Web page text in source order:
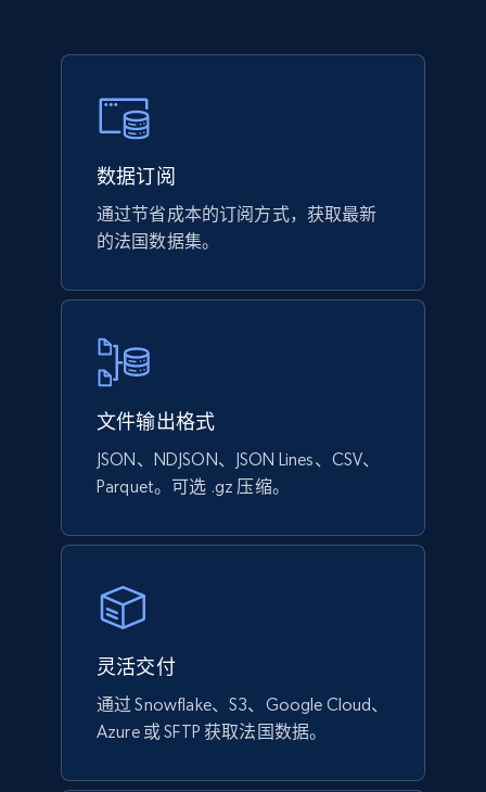
数据订阅
通过节省成本的订阅方式，获取最新
的法国数据集。
文件输出格式
JSON、NDJSON、JSON Lines、CSV、
Parquet。可选 .gz 压缩。
灵活交付
通过 Snowflake、S3、Google Cloud、
Azure 或 SFTP 获取法国数据。